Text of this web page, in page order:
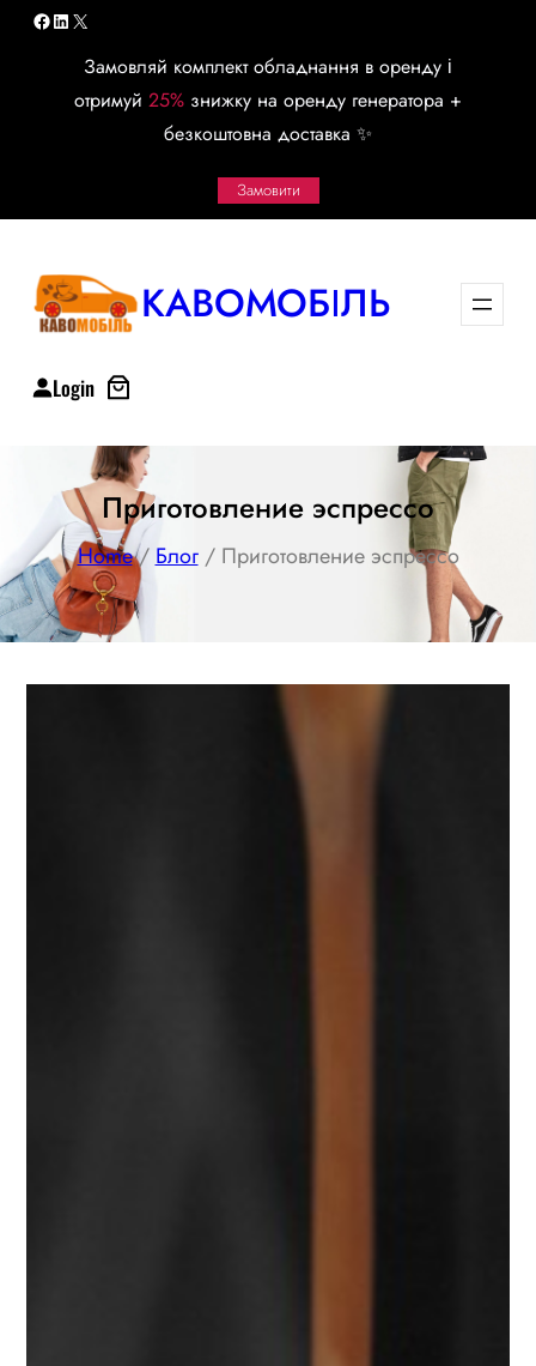
Перейти
содержимому
Facebook
LinkedIn
X
Замовляй комплект обладнання в оренду і
отримуй 25% знижку на оренду генератора +
безкоштовна доставка ✨
Замовити
КАВОМОБІЛЬ
Login
Приготовление эспрессо
Home/ Блог/ Приготовление эспрессо